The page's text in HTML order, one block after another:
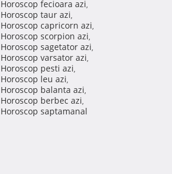
Horoscop fecioara azi,
Horoscop taur azi,
Horoscop capricorn azi,
Horoscop scorpion azi,
Horoscop sagetator azi,
Horoscop varsator azi,
Horoscop pesti azi,
Horoscop leu azi,
Horoscop balanta azi,
Horoscop berbec azi,
Horoscop saptamanal